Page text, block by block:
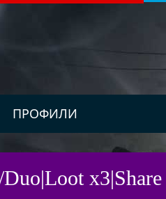
ПРОФИЛИ
x3|Share